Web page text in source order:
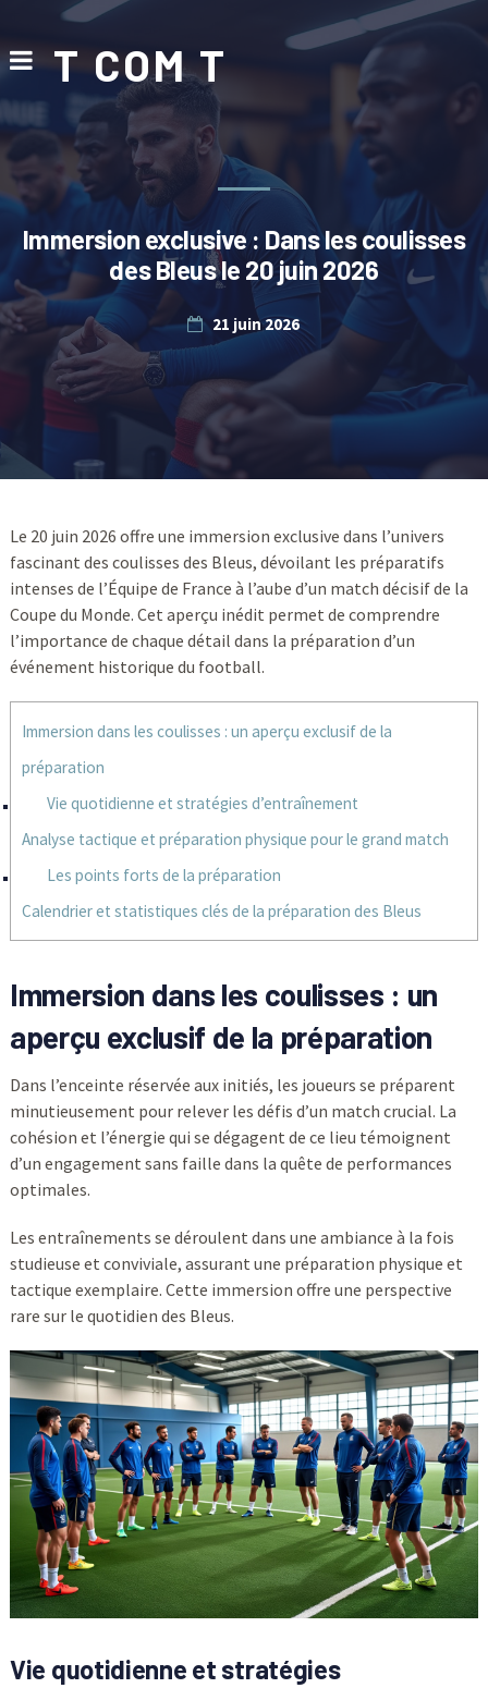
T COM T
Immersion exclusive : Dans les coulisses
des Bleus le 20 juin 2026
21 juin 2026
Le 20 juin 2026 offre une immersion exclusive dans l’univers
fascinant des coulisses des Bleus, dévoilant les préparatifs
intenses de l’Équipe de France à l’aube d’un match décisif de la
Coupe du Monde. Cet aperçu inédit permet de comprendre
l’importance de chaque détail dans la préparation d’un
événement historique du football.
Immersion dans les coulisses : un aperçu exclusif de la
préparation
Vie quotidienne et stratégies d’entraînement
Analyse tactique et préparation physique pour le grand match
Les points forts de la préparation
Calendrier et statistiques clés de la préparation des Bleus
Immersion dans les coulisses : un
aperçu exclusif de la préparation
Dans l’enceinte réservée aux initiés, les joueurs se préparent
minutieusement pour relever les défis d’un match crucial. La
cohésion et l’énergie qui se dégagent de ce lieu témoignent
d’un engagement sans faille dans la quête de performances
optimales.
Les entraînements se déroulent dans une ambiance à la fois
studieuse et conviviale, assurant une préparation physique et
tactique exemplaire. Cette immersion offre une perspective
rare sur le quotidien des Bleus.
Vie quotidienne et stratégies